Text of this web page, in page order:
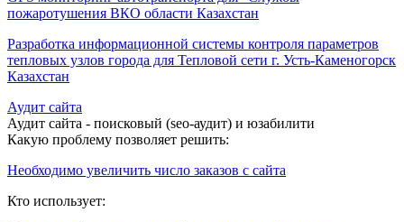
пожаротушения ВКО области Казахстан
Разработка информационной системы контроля параметров
тепловых узлов города для Тепловой сети г. Усть-Каменогорск
Казахстан
Аудит сайта
Аудит сайта - поисковый (seo-аудит) и юзабилити
Какую проблему позволяет решить:
Необходимо увеличить число заказов с сайта
Кто использует: